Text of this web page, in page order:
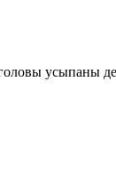
усыпаны